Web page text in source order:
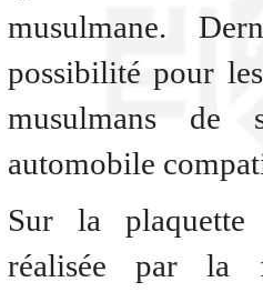
musulmane.
possibilité pour
musulmans de
automobile
Sur la plaquette
réalisée par la